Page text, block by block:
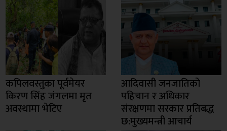
कपिलवस्तुका पूर्वमेयर
किरण सिंह जंगलमा मृत
अवस्थामा भेटिए
आदिवासी जनजातिको
पहिचान र अधिकार
संरक्षणमा सरकार प्रतिबद्ध
छ:मुख्यमन्त्री आचार्य